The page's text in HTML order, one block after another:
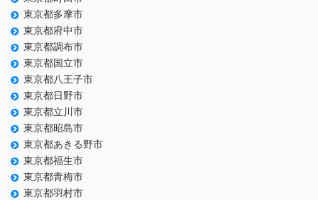
東京都多摩市
東京都府中市
東京都調布市
東京都国立市
東京都八王子市
東京都日野市
東京都立川市
東京都昭島市
東京都あきる野市
東京都福生市
東京都青梅市
東京都羽村市